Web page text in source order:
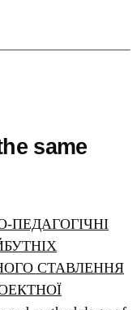
same
ПЕДАГОГІЧНІ
СТАВЛЕННЯ